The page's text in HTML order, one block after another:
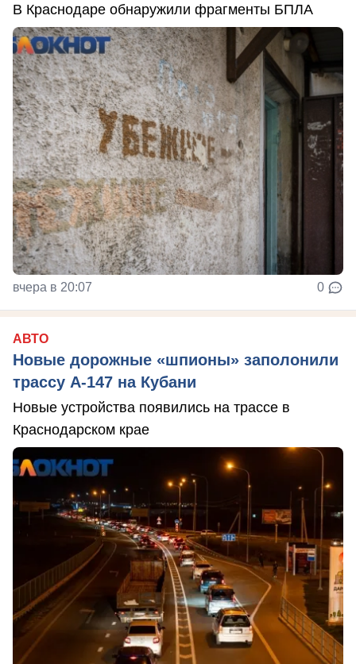
В Краснодаре обнаружили фрагменты БПЛА
вчера в 20:07 0
АВТО
Новые дорожные «шпионы» заполонили
трассу А-147 на Кубани
Новые устройства появились на трассе в
Краснодарском крае